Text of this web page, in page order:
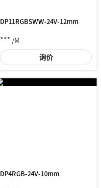
DP11RGBSWW-24V-12mm
*** /M
询价
DP4RGB-24V-10mm